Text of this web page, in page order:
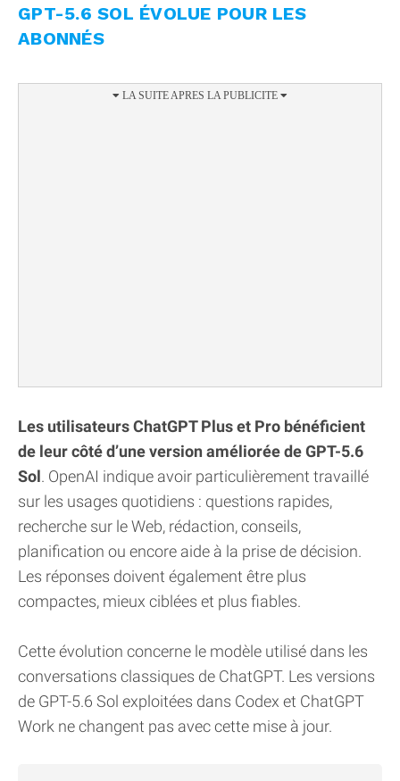
GPT-5.6 SOL ÉVOLUE POUR LES
ABONNÉS
Les utilisateurs ChatGPT Plus et Pro bénéficient
de leur côté d’une version améliorée de GPT-5.6
Sol. OpenAI indique avoir particulièrement travaillé
sur les usages quotidiens : questions rapides,
recherche sur le Web, rédaction, conseils,
planification ou encore aide à la prise de décision.
Les réponses doivent également être plus
compactes, mieux ciblées et plus fiables.
Cette évolution concerne le modèle utilisé dans les
conversations classiques de ChatGPT. Les versions
de GPT-5.6 Sol exploitées dans Codex et ChatGPT
Work ne changent pas avec cette mise à jour.